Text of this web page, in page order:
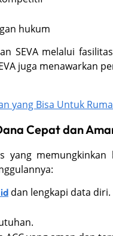
hukum
SEVA melalui
juga menawarkan
yang Bisa Untuk
Cepat dan
yang memungkinkan
dan lengkapi data diri.